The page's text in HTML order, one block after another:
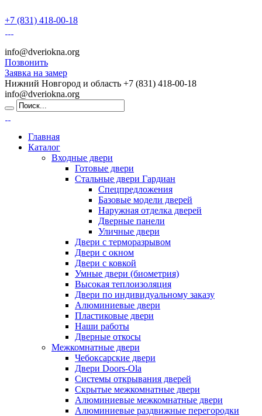
+7 (831) 418-00-18
info@dveriokna.org
Позвонить
Заявка на замер
Нижний Новгород и область +7 (831) 418-00-18
info@dveriokna.org
Главная
Каталог
Входные двери
Готовые двери
Стальные двери Гардиан
Спецпредложения
Базовые модели дверей
Наружная отделка дверей
Дверные панели
Уличные двери
Двери с терморазрывом
Двери с окном
Двери с ковкой
Умные двери (биометрия)
Высокая теплоизоляция
Двери по индивидуальному заказу
Алюминиевые двери
Пластиковые двери
Наши работы
Дверные откосы
Межкомнатные двери
Чебоксарские двери
Двери Doors-Ola
Системы открывания дверей
Скрытые межкомнатные двери
Алюминиевые межкомнатные двери
Алюминиевые раздвижные перегородки